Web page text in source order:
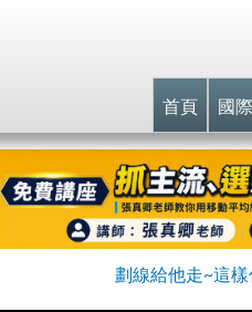
首頁 國
劃線給他走~這